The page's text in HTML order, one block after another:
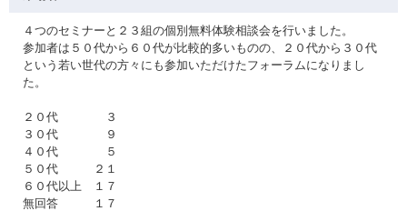
４つのセミナーと２３組の個別無料体験相談会を行いました。
参加者は５０代から６０代が比較的多いものの、２０代から３０代
という若い世代の方々にも参加いただけたフォーラムになりまし
た。
２０代 ３
３０代 ９
４０代 ５
５０代 ２１
６０代以上 １７
無回答 １７